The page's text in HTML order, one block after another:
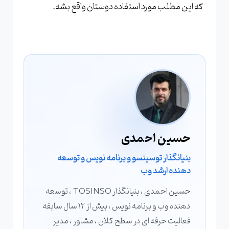
که این مطلب مورد استفاده دوستان واقع بشه.
حسین احمدی
بنیانگذار توسینسو و برنامه نویس و توسعه
دهنده ارشد وب
حسین احمدی ، بنیانگذار TOSINSO ، توسعه
دهنده وب و برنامه نویس ، بیش از 12 سال سابقه
فعالیت حرفه ای در سطح کلان ، مشاور ، مدیر